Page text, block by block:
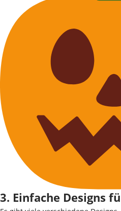
3. Einfache Designs